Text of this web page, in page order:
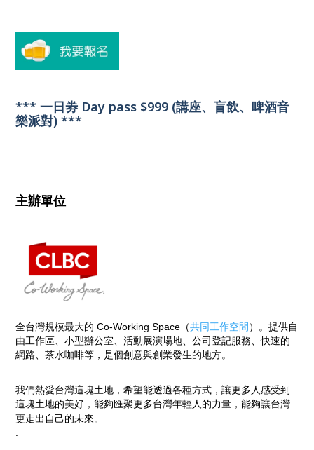
*** 一日劵 Day pass $999 (講座、盲飲、啤酒音
樂派對) ***
主辦單位
全台灣規模最大的 Co-Working Space（共同工作空間 ）。提供自
由工作區、小型辦公室、活動展演場地、公司登記服務、快速的
網路、茶水咖啡等，是個創意與創業發生的地方。
我們熱愛台灣這塊土地，希望能透過各種方式，讓更多人感受到
這塊土地的美好，能夠匯聚更多台灣年輕人的力量，能夠讓台灣
更走出自己的未來。